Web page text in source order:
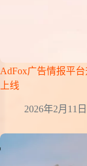
AdFox广告情报平
上线
2026年2月11日